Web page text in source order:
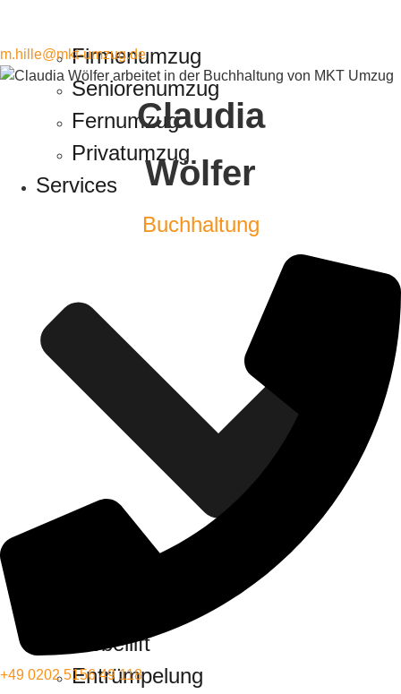
Firmenumzug
Seniorenumzug
Fernumzug
Privatumzug
Services
Möbellift
Entrümpelung
m.hille@mkt-umzug.de
Claudia
Wölfer
Buchhaltung
+49 0202 5156 49 118